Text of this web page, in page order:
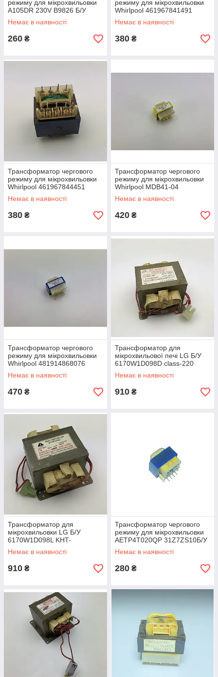
режиму для мікрохвильовки
A105DR 230V B9826 Б/У
Немає в наявності
260 ₴
режиму для мікрохвильовки
Whirlpool 461967841491
Немає в наявності
380 ₴
Трансформатор чергового
режиму для мікрохвильовки
Whirlpool 461967844451
Немає в наявності
380 ₴
Трансформатор чергового
режиму для мікрохвильовки
Whirlpool MDB41-04
481214838007 461967843591
Немає в наявності
420 ₴
Трансформатор чергового
режиму для мікрохвильовки
Whirlpool 481914868076
461967843801 MDB41-13
Немає в наявності
470 ₴
Трансформатор для
мікрохвильової печі LG Б/У
6170W1D098D class-220
Немає в наявності
910 ₴
Трансформатор для
мікрохвильовки LG Б/У
6170W1D098L KHT-
R701ELGA Class-220
Немає в наявності
910 ₴
Трансформатор чергового
режиму для мікрохвильовки
AETP4T020QP 31Z7ZS10Б/У
Немає в наявності
280 ₴